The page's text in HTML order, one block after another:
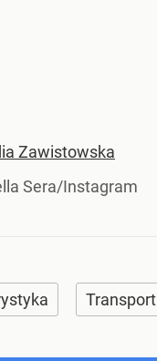
Zawistowska
Sera/Instagram
Transport